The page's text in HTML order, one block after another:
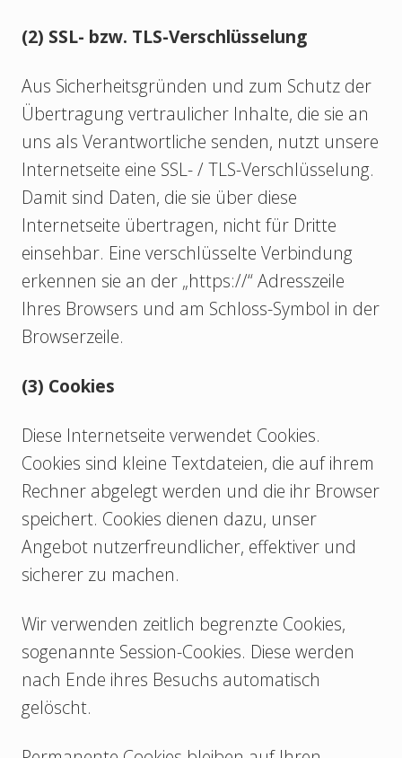
(2) SSL- bzw. TLS-Verschlüsselung
Aus Sicherheitsgründen und zum Schutz der
Übertragung vertraulicher Inhalte, die sie an
uns als Verantwortliche senden, nutzt unsere
Internetseite eine SSL- / TLS-Verschlüsselung.
Damit sind Daten, die sie über diese
Internetseite übertragen, nicht für Dritte
einsehbar. Eine verschlüsselte Verbindung
erkennen sie an der „https://“ Adresszeile
Ihres Browsers und am Schloss-Symbol in der
Browserzeile.
(3) Cookies
Diese Internetseite verwendet Cookies­.
Cookies sind kleine Textdateien, die auf ihrem
Rechner abgelegt werden und die ihr Browser
speichert. Cookies dienen dazu, unser
Angebot nutzerfreundlicher, effektiver und
sicherer zu machen.
Wir verwenden zeitlich begrenzte Cookies,
sogenannte Session-Cookies. Diese werden
nach Ende ihres Besuchs automatisch
gelöscht.